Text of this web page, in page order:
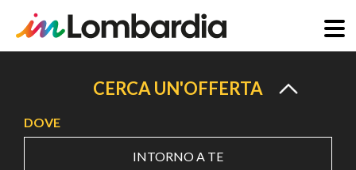
principale
CERCA UN'OFFERTA
DOVE
INTORNO A TE